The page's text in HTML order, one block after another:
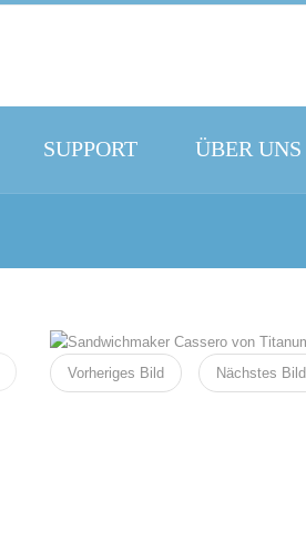
SUPPORT ÜBER UNS
Vorheriges Bild Nächstes Bild